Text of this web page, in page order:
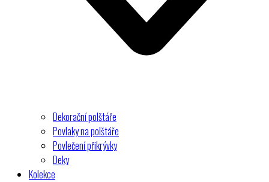
Dekorační polštáře
Povlaky na polštáře
Povlečení přikrývky
Deky
Kolekce